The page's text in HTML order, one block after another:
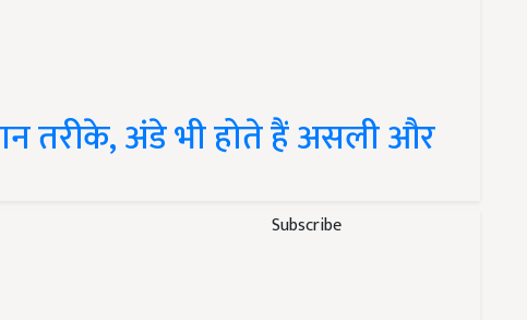
Subscribe
तरीके, अंडे भी होते हैं असली और